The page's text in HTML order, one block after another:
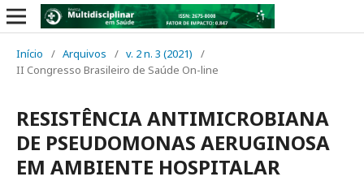
Início / Arquivos / v. 2 n. 3 (2021)
/
II Congresso Brasileiro de Saúde On-line
RESISTÊNCIA ANTIMICROBIANA
DE PSEUDOMONAS AERUGINOSA
EM AMBIENTE HOSPITALAR